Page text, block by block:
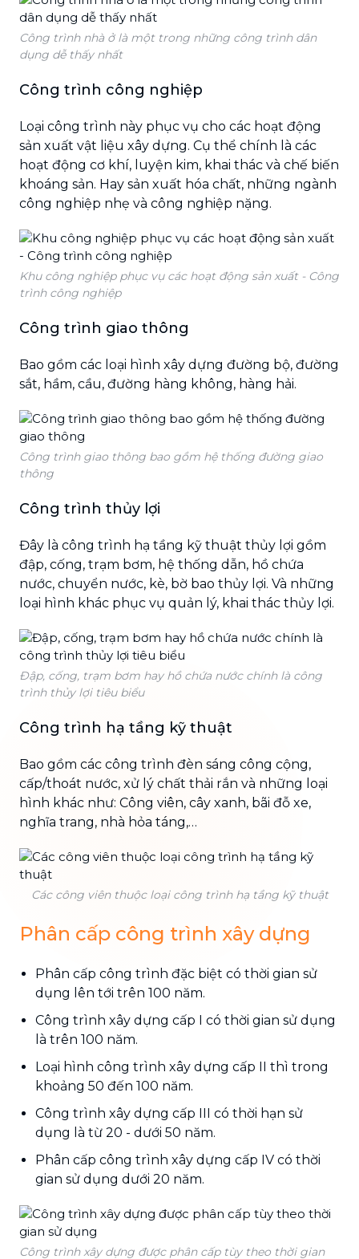
Công trình nhà ở là một trong những công trình dân
dụng dễ thấy nhất
Công trình công nghiệp
Loại công trình này phục vụ cho các hoạt động
sản xuất vật liệu xây dựng. Cụ thể chính là các
hoạt động cơ khí, luyện kim, khai thác và chế biến
khoáng sản. Hay sản xuất hóa chất, những ngành
công nghiệp nhẹ và công nghiệp nặng.
Khu công nghiệp phục vụ các hoạt động sản xuất - Công
trình công nghiệp
Công trình giao thông
Bao gồm các loại hình xây dựng đường bộ, đường
sắt, hầm, cầu, đường hàng không, hàng hải.
Công trình giao thông bao gồm hệ thống đường giao
thông
Công trình thủy lợi
Đây là công trình hạ tầng kỹ thuật thủy lợi gồm
đập, cống, trạm bơm, hệ thống dẫn, hồ chứa
nước, chuyển nước, kè, bờ bao thủy lợi. Và những
loại hình khác phục vụ quản lý, khai thác thủy lợi.
Đập, cống, trạm bơm hay hồ chứa nước chính là công
trình thủy lợi tiêu biểu
Công trình hạ tầng kỹ thuật
Bao gồm các công trình đèn sáng công cộng,
cấp/thoát nước, xử lý chất thải rắn và những loại
hình khác như: Công viên, cây xanh, bãi đỗ xe,
nghĩa trang, nhà hỏa táng,…
Các công viên thuộc loại công trình hạ tầng kỹ thuật
Phân cấp công trình xây dựng
Phân cấp công trình đặc biệt có thời gian sử
dụng lên tới trên 100 năm.
Công trình xây dựng cấp I có thời gian sử dụng
là trên 100 năm.
Loại hình công trình xây dựng cấp II thì trong
khoảng 50 đến 100 năm.
Công trình xây dựng cấp III có thời hạn sử
dụng là từ 20 - dưới 50 năm.
Phân cấp công trình xây dựng cấp IV có thời
gian sử dụng dưới 20 năm.
Công trình xây dựng được phân cấp tùy theo thời gian